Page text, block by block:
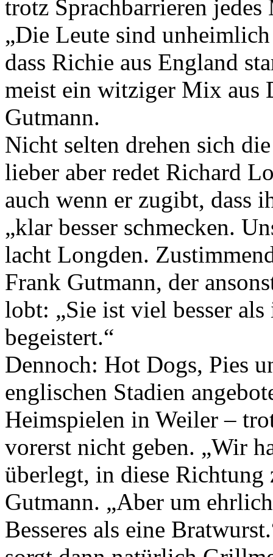
trotz Sprachbarrieren
„Die Leute sind
dass Richie aus England
meist ein witziger Mix aus
Gutmann.
Nicht selten drehen sich
lieber aber redet Richard
auch wenn er zugibt, dass
„klar besser schmecken.
lacht Longden.
Frank Gutmann, der
lobt: „Sie ist viel besser
begeistert.“
Dennoch: Hot Dogs, Pies
englischen Stadien
Heimspielen in Weiler –
vorerst nicht geben. „Wir
überlegt, in diese Richtung
Gutmann. „Aber um
Besseres als eine